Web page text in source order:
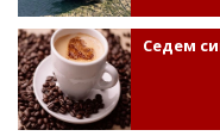
Седем